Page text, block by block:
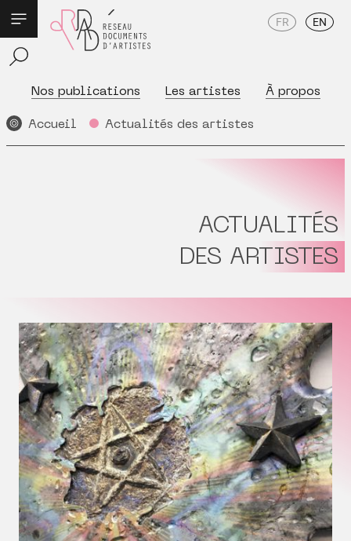
Nos publications Les artistes À propos
FR EN
Accueil Actualités des artistes
ACTUALITÉS
DES ARTISTES